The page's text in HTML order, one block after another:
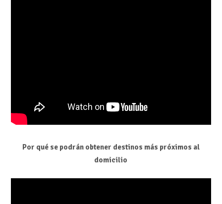
Por qué se podrán obtener destinos más próximos al
domicilio